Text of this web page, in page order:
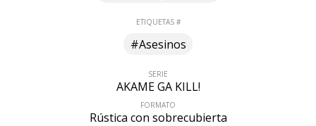
ETIQUETAS #
#Asesinos
SERIE
AKAME GA KILL!
FORMATO
Rústica con sobrecubierta